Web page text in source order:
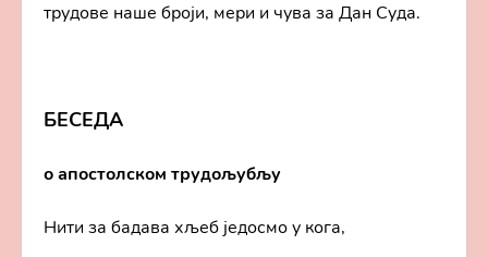
трудове наше броји, мери и чува за Дан Суда.
БЕСЕДА
о апостолском трудољубљу
Нити за бадава хљеб једосмо у кога,